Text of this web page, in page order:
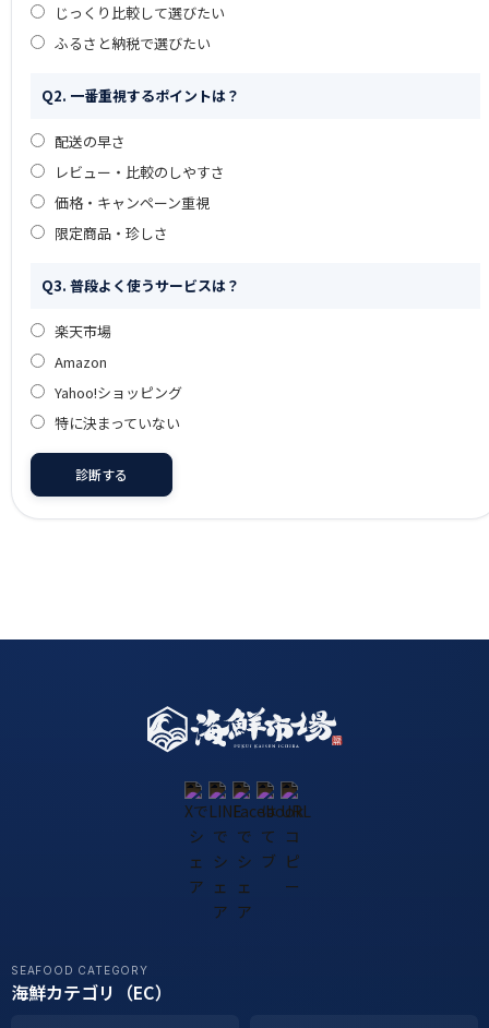
じっくり比較して選びたい
ふるさと納税で選びたい
Q2. 一番重視するポイントは？
配送の早さ
レビュー・比較のしやすさ
価格・キャンペーン重視
限定商品・珍しさ
Q3. 普段よく使うサービスは？
楽天市場
Amazon
Yahoo!ショッピング
特に決まっていない
診断する
SEAFOOD CATEGORY
海鮮カテゴリ（EC）